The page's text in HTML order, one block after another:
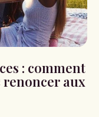
: comment
renoncer aux